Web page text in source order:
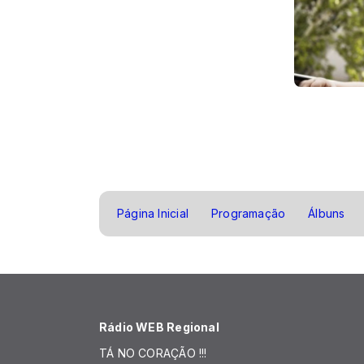
Página Inicial Programação Álbuns
Rádio WEB Regional
TÁ NO CORAÇÃO !!!